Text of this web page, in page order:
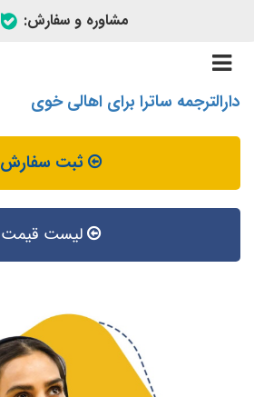
مشاوره و سفارش:
Toggle
navigation
دارالترجمه ساترا برای اهالی خوی
ثبت سفارش
لیست قیمت